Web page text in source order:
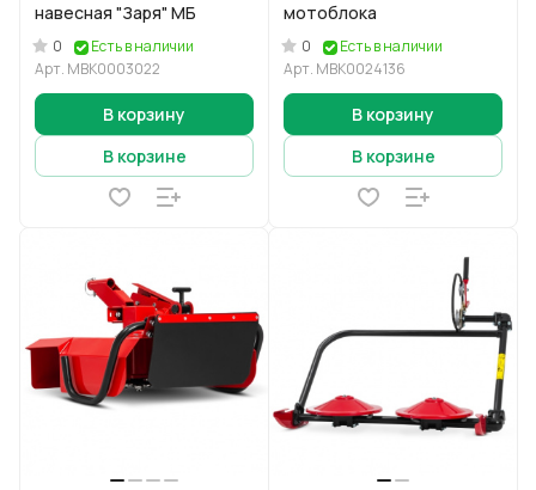
навесная "Заря" МБ
0
Есть в наличии
Арт. МВК0003022
В корзину
В корзине
мотоблока
0
Есть в наличии
Арт. МВК0024136
В корзину
В корзине